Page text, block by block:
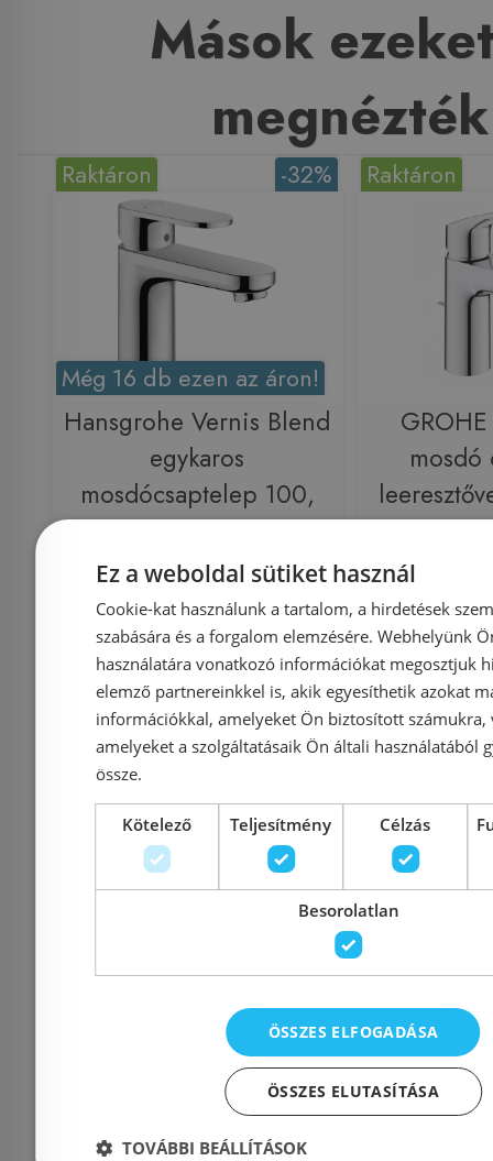
Mások
megnézték
-32%
Raktáron
Még 16 db ezen az áron!
Hansgrohe Vernis Blend
egykaros
mosdócsaptelep 100,
automata
lefolyógarnitúrával
71551000
Azonosító: 187584
Cikkszám: 71551000
43 228 Ft 29 500 Ft
Raktáron
mosdó
29 348 Ft
-32%
Raktáron
Még 16 db ezen az áron!
Hansgrohe Vernis Blend
egykaros
Raktáron
Még 5 db
Ez a weboldal sütiket használ
Cookie-kat használunk a tartalom, a hirdetések
szabására és a forgalom elemzésére. Webhelyünk
használatára vonatkozó információkat megosztjuk
elemző partnereinkkel is, akik egyesíthetik azokat
információkkal, amelyeket Ön biztosított számukra,
amelyeket a szolgáltatásaik Ön általi használatából
össze.
Kötelező Teljesítmény Célzás
Besorolatlan
ÖSSZES ELFOGADÁSA
ÖSSZES ELUTASÍTÁSA
TOVÁBBI BEÁLLÍTÁSOK